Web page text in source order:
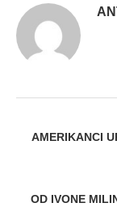
AMERIKANCI
OD IVONE